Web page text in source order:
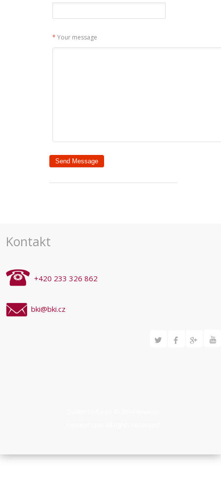
* Your message
Kontakt
+420 233 326 862
bki@bki.cz